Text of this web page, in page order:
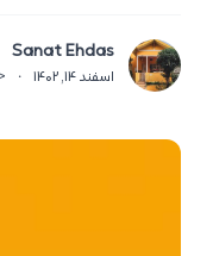
Sanat Ehdas
اسفند 14, 1402 ·
< 1